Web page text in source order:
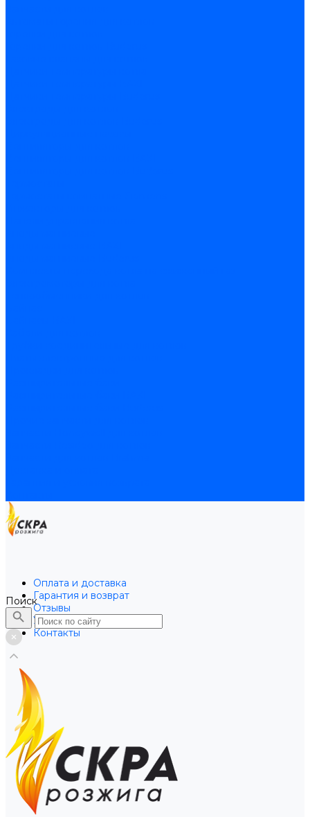
Оплата и доставка
Гарантия и возврат
Отзывы
Услуги
Контакты
Поиск